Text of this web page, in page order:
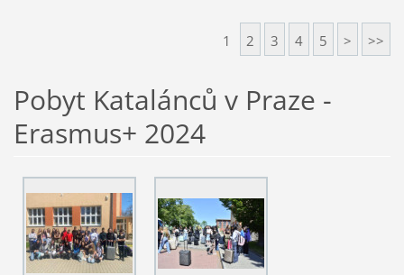
1 2 3 4 5 > >>
Pobyt Katalánců v Praze -
Erasmus+ 2024